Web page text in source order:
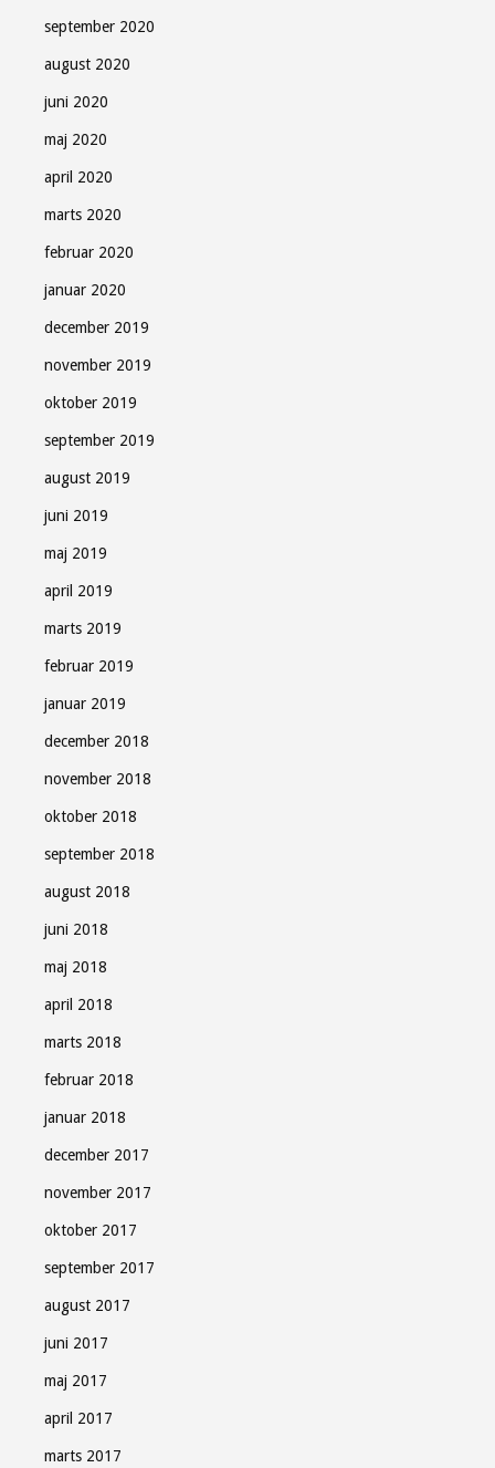
september 2020
august 2020
juni 2020
maj 2020
april 2020
marts 2020
februar 2020
januar 2020
december 2019
november 2019
oktober 2019
september 2019
august 2019
juni 2019
maj 2019
april 2019
marts 2019
februar 2019
januar 2019
december 2018
november 2018
oktober 2018
september 2018
august 2018
juni 2018
maj 2018
april 2018
marts 2018
februar 2018
januar 2018
december 2017
november 2017
oktober 2017
september 2017
august 2017
juni 2017
maj 2017
april 2017
marts 2017